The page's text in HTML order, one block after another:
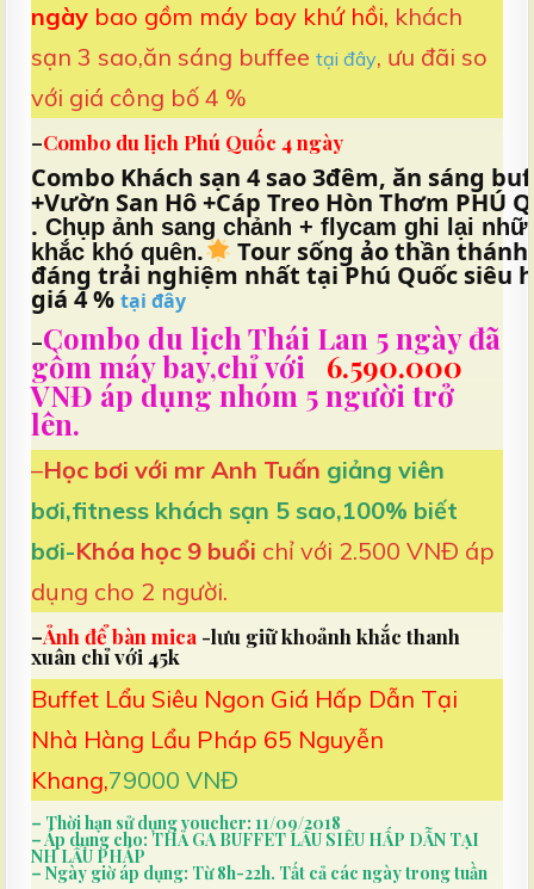
ngày bao gồm máy bay khứ hồi, khách
sạn 3 sao,ăn sáng buffeetại đây, ưu đãi so
với giá công bố 4 %
–Combo du lịch Phú Quốc 4 ngày
Combo Khách sạn 4 sao 3đêm, ăn sáng
+Vườn San Hô +Cáp Treo Hòn Thơm PHÚ
. Chụp ảnh sang chảnh + flycam ghi lại
khắc khó quên. Tour sống ảo thần
đáng trải nghiệm nhất tại Phú Quốc siêu
giá 4 %tại đây
–Combo du lịch Thái Lan 5 ngày đã
gồm máy bay,chỉ với 6.590.000
VNĐ áp dụng nhóm 5 người trở
lên.
–Học bơi với mr Anh Tuấn giảng viên
bơi,fitness khách sạn 5 sao,100% biết
bơi-Khóa học 9 buổi chỉ với 2.500 VNĐ áp
dụng cho 2 người.
–Ảnh để bàn mica -lưu giữ khoảnh khắc thanh
xuân chỉ với 45k
Buffet Lẩu Siêu Ngon Giá Hấp Dẫn Tại
Nhà Hàng Lẩu Pháp 65 Nguyễn
Khang,79000 VNĐ
– Thời hạn sử dụng voucher: 11/09/2018
– Áp dụng cho:THẢ GA BUFFET LẨU SIÊU HẤP DẪN TẠI
NH LẨU PHÁP
– Ngày giờ áp dụng: Từ 8h-22h. Tất cả các ngày trong tuần